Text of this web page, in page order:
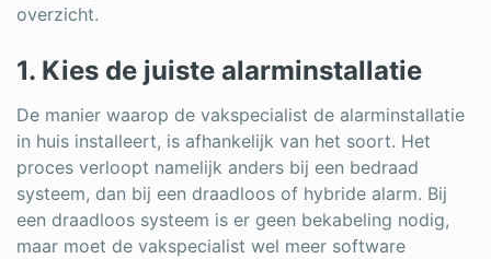
overzicht.
1. Kies de juiste alarminstallatie
De manier waarop de vakspecialist de alarminstallatie
in huis installeert, is afhankelijk van het soort. Het
proces verloopt namelijk anders bij een bedraad
systeem, dan bij een draadloos of hybride alarm. Bij
een draadloos systeem is er geen bekabeling nodig,
maar moet de vakspecialist wel meer software